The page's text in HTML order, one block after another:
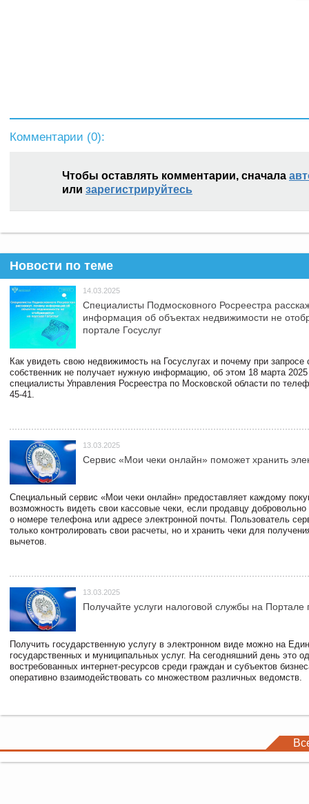
Комментарии (0):
Чтобы оставлять комментарии, сначала
или зарегистрируйтесь
Новости по теме
14.03.2025
Специалисты Подмосковного Росреестра
информация об объектах недвижимости не
портале Госуслуг
Как увидеть свою недвижимость на Госуслугах и почему при запросе
собственник не получает нужную информацию, об этом 18 марта 2025
специалисты Управления Росреестра по Московской области по
45-41.
13.03.2025
Сервис «Мои чеки онлайн» поможет хранить
Специальный сервис «Мои чеки онлайн» предоставляет каждому
возможность видеть свои кассовые чеки, если продавцу
о номере телефона или адресе электронной почты. Пользователь
только контролировать свои расчеты, но и хранить чеки для
вычетов.
13.03.2025
Получайте услуги налоговой службы на Портале
Получить государственную услугу в электронном виде можно на
государственных и муниципальных услуг. На сегодняшний день это
востребованных интернет-ресурсов среди граждан и субъектов
оперативно взаимодействовать со множеством различных ведомств.